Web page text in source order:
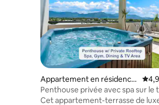
Appartement en résidence
⋅ Cairns
Penthouse privée avec spa sur le
Gym | Coucher de soleil et vue
Cet appartement-terrasse de